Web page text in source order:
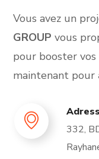
Vous avez un
GROUP vous
pour booster
maintenant pour
332,